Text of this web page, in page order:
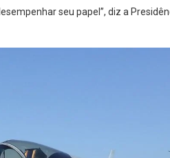
seu papel”, diz a